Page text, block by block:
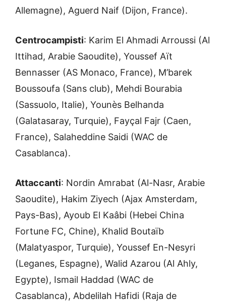
Allemagne), Aguerd Naif (Dijon, France).
Centrocampisti: Karim El Ahmadi Arroussi (Al
Ittihad, Arabie Saoudite), Youssef Aït
Bennasser (AS Monaco, France), M’barek
Boussoufa (Sans club), Mehdi Bourabia
(Sassuolo, Italie), Younès Belhanda
(Galatasaray, Turquie), Fayçal Fajr (Caen,
France), Salaheddine Saidi (WAC de
Casablanca).
Attaccanti: Nordin Amrabat (Al-Nasr, Arabie
Saoudite), Hakim Ziyech (Ajax Amsterdam,
Pays-Bas), Ayoub El Kaâbi (Hebei China
Fortune FC, Chine), Khalid Boutaïb
(Malatyaspor, Turquie), Youssef En-Nesyri
(Leganes, Espagne), Walid Azarou (Al Ahly,
Egypte), Ismail Haddad (WAC de
Casablanca), Abdelilah Hafidi (Raja de